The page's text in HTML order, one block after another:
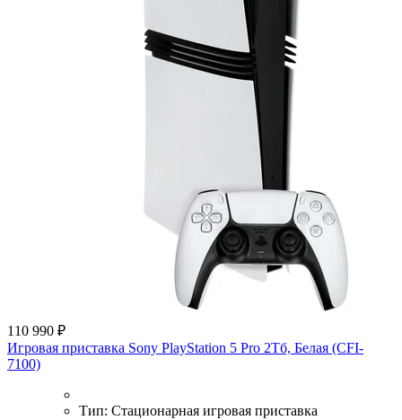
110 990 ₽
Игровая приставка Sony PlayStation 5 Pro 2Тб, Белая (CFI-
7100)
Тип: Стационарная игровая приставка